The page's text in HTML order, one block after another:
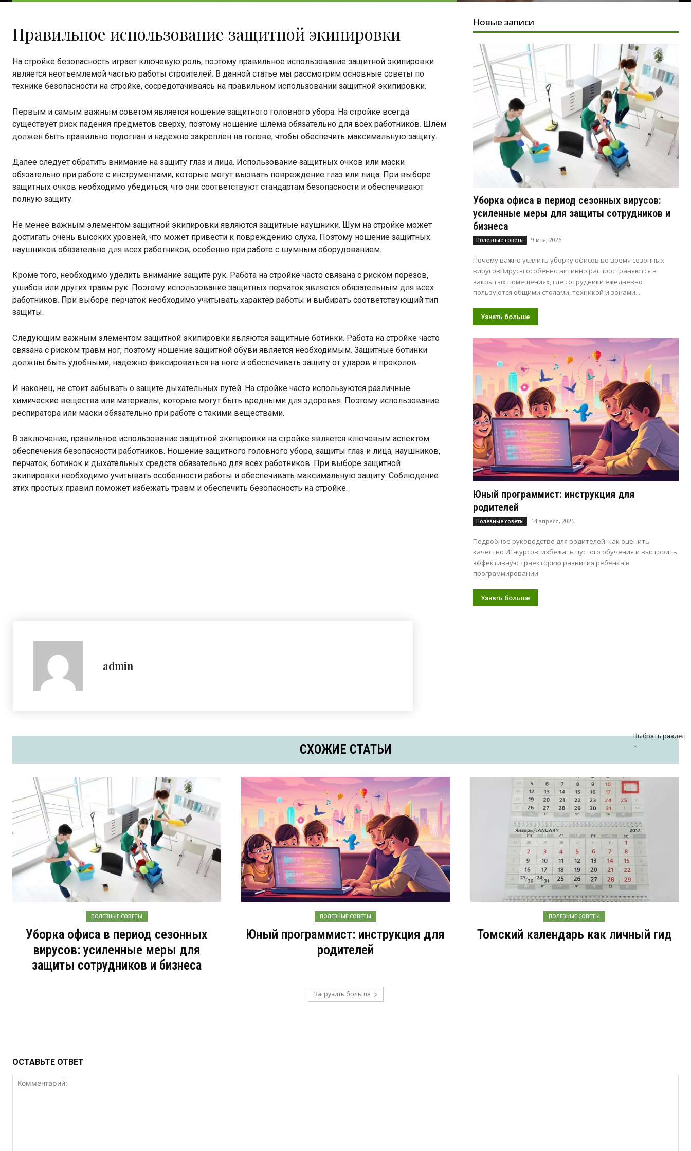
Правильное использование защитной экипировки
На стройке безопасность играет ключевую роль, поэтому правильное использование защитной экипировки
является неотъемлемой частью работы строителей. В данной статье мы рассмотрим основные советы по
технике безопасности на стройке, сосредотачиваясь на правильном использовании защитной экипировки.
Первым и самым важным советом является ношение защитного головного убора. На стройке всегда
существует риск падения предметов сверху, поэтому ношение шлема обязательно для всех работников. Шлем
должен быть правильно подогнан и надежно закреплен на голове, чтобы обеспечить максимальную защиту.
Далее следует обратить внимание на защиту глаз и лица. Использование защитных очков или маски
обязательно при работе с инструментами, которые могут вызвать повреждение глаз или лица. При выборе
защитных очков необходимо убедиться, что они соответствуют стандартам безопасности и обеспечивают
полную защиту.
Не менее важным элементом защитной экипировки являются защитные наушники. Шум на стройке может
достигать очень высоких уровней, что может привести к повреждению слуха. Поэтому ношение защитных
наушников обязательно для всех работников, особенно при работе с шумным оборудованием.
Кроме того, необходимо уделить внимание защите рук. Работа на стройке часто связана с риском порезов,
ушибов или других травм рук. Поэтому использование защитных перчаток является обязательным для всех
работников. При выборе перчаток необходимо учитывать характер работы и выбирать соответствующий тип
защиты.
Следующим важным элементом защитной экипировки являются защитные ботинки. Работа на стройке часто
связана с риском травм ног, поэтому ношение защитной обуви является необходимым. Защитные ботинки
должны быть удобными, надежно фиксироваться на ноге и обеспечивать защиту от ударов и проколов.
И наконец, не стоит забывать о защите дыхательных путей. На стройке часто используются различные
химические вещества или материалы, которые могут быть вредными для здоровья. Поэтому использование
респиратора или маски обязательно при работе с такими веществами.
В заключение, правильное использование защитной экипировки на стройке является ключевым аспектом
обеспечения безопасности работников. Ношение защитного головного убора, защиты глаз и лица, наушников,
перчаток, ботинок и дыхательных средств обязательно для всех работников. При выборе защитной
экипировки необходимо учитывать особенности работы и обеспечивать максимальную защиту. Соблюдение
этих простых правил поможет избежать травм и обеспечить безопасность на стройке.
Новые записи
Уборка офиса в период сезонных вирусов:
усиленные меры для защиты сотрудников и
бизнеса
Полезные советы 9 мая, 2026
Почему важно усилить уборку офисов во время сезонных
вирусовВирусы особенно активно распространяются в
закрытых помещениях, где сотрудники ежедневно
пользуются общими столами, техникой и зонами...
Узнать больше
Юный программист: инструкция для
родителей
Полезные советы 14 апреля, 2026
Подробное руководство для родителей: как оценить
качество ИТ-курсов, избежать пустого обучения и выстроить
эффективную траекторию развития ребёнка в
программировании
Узнать больше
admin
СХОЖИЕ СТАТЬИ
Выбрать раздел
ПОЛЕЗНЫЕ СОВЕТЫ
Уборка офиса в период сезонных
вирусов: усиленные меры для
защиты сотрудников и бизнеса
ПОЛЕЗНЫЕ СОВЕТЫ
Юный программист: инструкция для
родителей
ПОЛЕЗНЫЕ СОВЕТЫ
Томский календарь как личный гид
Загрузить больше
ОСТАВЬТЕ ОТВЕТ